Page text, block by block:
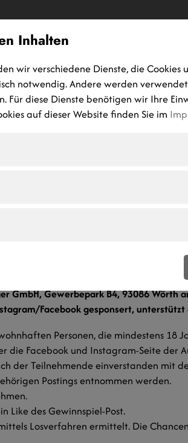
MASSIVHAUS GEWERBEBAU
GmbH, Gewerbepark B4, 93086 Wörth
Facebook gesponsert,
Personen, die mindestens 18
die Facebook und Instagram-Seite der
der Teilnehmende einverstanden mit
Postings entnommen werden.
Like des Gewinnspiel-Post.
Losverfahren ermittelt. Die
Inhalten
wir verschiedene Dienste, die
notwendig. Andere werden
Für diese Dienste benötigen wir Ihre
auf dieser Website finden Sie im